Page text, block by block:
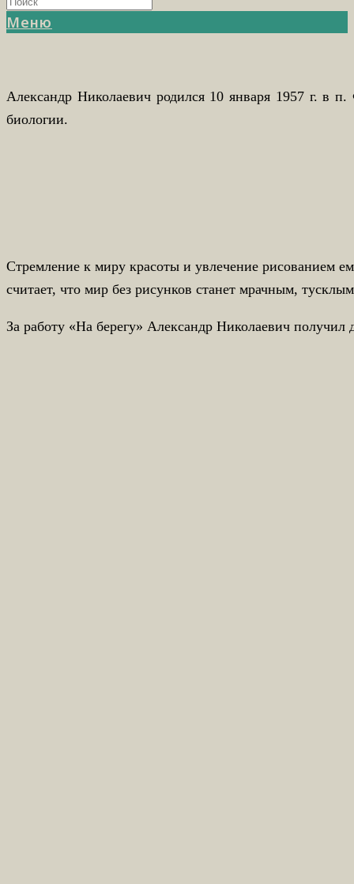
Меню
Александр Николаевич родился 10 января 1957 г. в
биологии.
Стремление к миру красоты и увлечение рисованием
считает, что мир без рисунков станет мрачным,
За работу «На берегу» Александр Николаевич